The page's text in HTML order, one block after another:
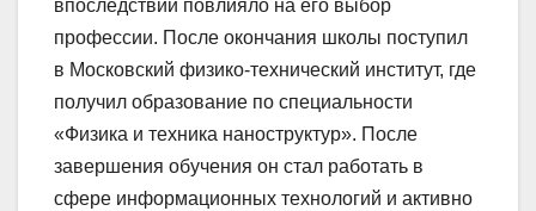
впоследствии повлияло на его выбор
профессии. После окончания школы поступил
в Московский физико-технический институт, где
получил образование по специальности
«Физика и техника наноструктур». После
завершения обучения он стал работать в
сфере информационных технологий и активно